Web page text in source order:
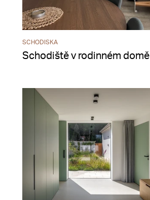
SCHODISKA
Schodiště v rodinném domě